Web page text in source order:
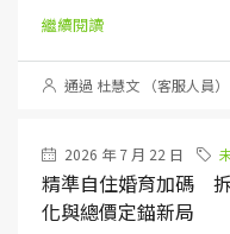
繼續閱讀
通過 杜慧文 （客服人員）
2026 年 7 月 22 日
精準自住婚育加碼
化與總價定錨新局